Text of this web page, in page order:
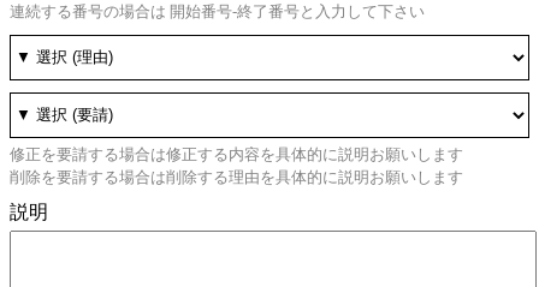
連続する番号の場合は 開始番号-終了番号と入力して下さい
修正を要請する場合は修正する内容を具体的に説明お願いします
削除を要請する場合は削除する理由を具体的に説明お願いします
説明